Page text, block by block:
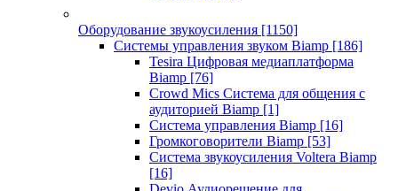
Оборудование звукоусиления [1150]
Системы управления звуком Biamp [186]
Tesira Цифровая медиаплатформа
Biamp [76]
Crowd Mics Система для общения с
аудиторией Biamp [1]
Система управления Biamp [16]
Громкоговорители Biamp [53]
Система звукоусиления Voltera Biamp
[16]